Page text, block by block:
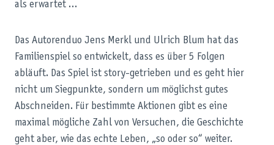
als erwartet …
Das Autorenduo Jens Merkl und Ulrich Blum hat das
Familienspiel so entwickelt, dass es über 5 Folgen
abläuft. Das Spiel ist story-getrieben und es geht hier
nicht um Siegpunkte, sondern um möglichst gutes
Abschneiden. Für bestimmte Aktionen gibt es eine
maximal mögliche Zahl von Versuchen, die Geschichte
geht aber, wie das echte Leben, „so oder so“ weiter.